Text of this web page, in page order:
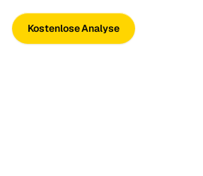
Kostenlose Analyse